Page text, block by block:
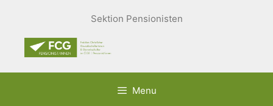
Inhalt
Sektion Pensionisten
Menu